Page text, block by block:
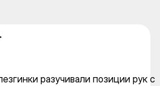
разучивали позиции рук с